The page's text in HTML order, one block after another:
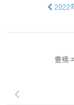
2022
豊橋